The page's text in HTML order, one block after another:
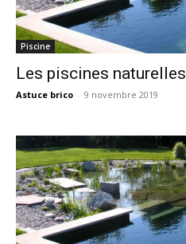
Piscine
Les piscines naturelles
Astuce brico - 9 novembre 2019